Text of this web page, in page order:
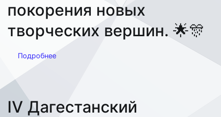
покорения новых
творческих вершин. 🌟🎊
Подробнее
IV Дагестанский